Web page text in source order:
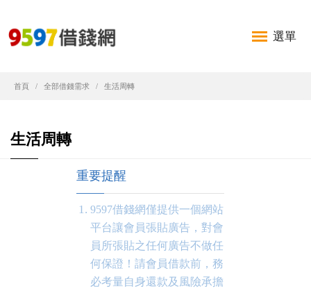
選單
首頁 全部借錢需求 生活周轉
生活周轉
重要提醒
9597借錢網僅提供一個網站
平台讓會員張貼廣告，對會
員所張貼之任何廣告不做任
何保證！請會員借款前，務
必考量自身還款及風險承擔